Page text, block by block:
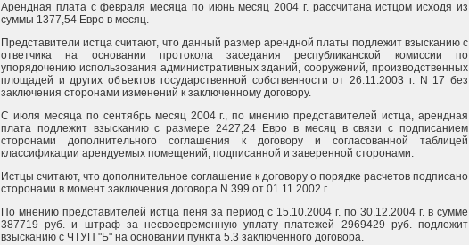
Арендная плата с февраля месяца по июнь месяц 2004 г. рассчитана истцом исходя из
суммы 1377,54 Евро в месяц.
Представители истца считают, что данный размер арендной платы подлежит взысканию с
ответчика на основании протокола заседания республиканской комиссии по
упорядочению использования административных зданий, сооружений, производственных
площадей и других объектов государственной собственности от 26.11.2003 г. N 17 без
заключения сторонами изменений к заключенному договору.
С июля месяца по сентябрь месяц 2004 г., по мнению представителей истца, арендная
плата подлежит взысканию с размере 2427,24 Евро в месяц в связи с подписанием
сторонами дополнительного соглашения к договору и согласованной таблицей
классификации арендуемых помещений, подписанной и заверенной сторонами.
Истцы считают, что дополнительное соглашение к договору о порядке расчетов подписано
сторонами в момент заключения договора N 399 от 01.11.2002 г.
По мнению представителей истца пеня за период с 15.10.2004 г. по 30.12.2004 г. в сумме
387719 руб. и штраф за несвоевременную уплату платежей 2969429 руб. подлежит
взысканию с ЧТУП "Б" на основании пункта 5.3 заключенного договора.